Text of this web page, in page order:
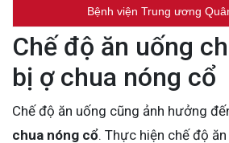
Bệnh viện Trung ương
Chế độ ăn uống
bị ợ chua nóng cổ
Chế độ ăn uống cũng ảnh hưởng
chua nóng cổ. Thực hiện chế độ